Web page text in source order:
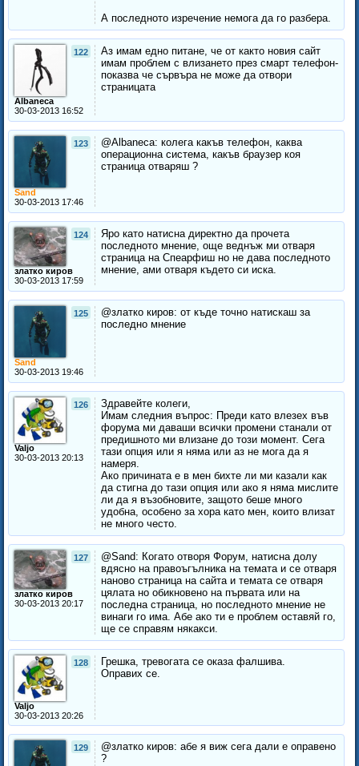
А последното изречение немога да го разбера.
122
Albaneca
30-03-2013 16:52
Аз имам едно питане, че от както новия сайт
имам проблем с влизането през смарт телефон-
показва че сървъра не може да отвори
страницата
123
Sand
30-03-2013 17:46
@Albaneca: колега какъв телефон, каква
операционна система, какъв браузер коя
страница отваряш ?
124
златко киров
30-03-2013 17:59
Яро като натисна директно да прочета
последното мнение, още веднъж ми отваря
страница на Спеарфиш но не дава последното
мнение, ами отваря където си иска.
125
Sand
30-03-2013 19:46
@златко киров: от къде точно натискаш за
последно мнение
126
Valjo
30-03-2013 20:13
Здравейте колеги,
Имам следния въпрос: Преди като влезех във
форума ми даваши всички промени станали от
предишното ми влизане до този момент. Сега
тази опция или я няма или аз не мога да я
намеря.
Ако причината е в мен бихте ли ми казали как
да стигна до тази опция или ако я няма мислите
ли да я възобновите, защото беше много
удобна, особено за хора като мен, които влизат
не много често.
127
златко киров
30-03-2013 20:17
@Sand: Когато отворя Форум, натисна долу
вдясно на правоъгълника на темата и се отваря
наново страница на сайта и темата се отваря
цялата но обикновено на първата или на
последна страница, но последното мнение не
винаги го има. Абе ако ти е проблем оставяй го,
ще се справям някакси.
128
Valjo
30-03-2013 20:26
Грешка, тревогата се оказа фалшива.
Оправих се.
129
@златко киров: абе я виж сега дали е оправено
?